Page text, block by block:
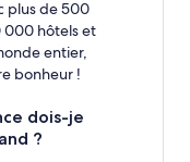
plus de 500
000 hôtels et
entier,
bonheur !
dois-je
?